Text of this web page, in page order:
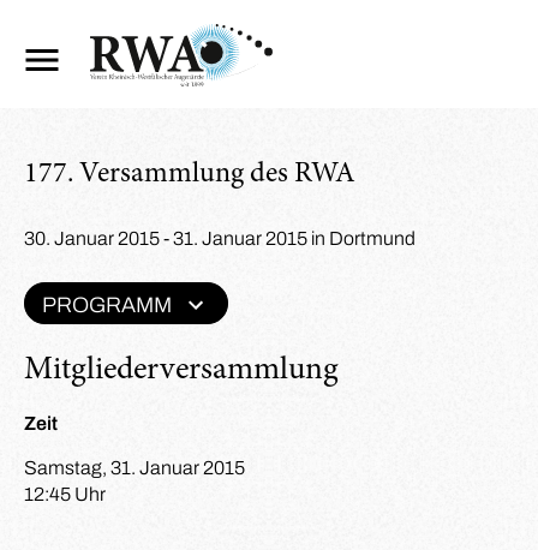
177. Versammlung des RWA
Mitgliederversammlung
Zeit
Samstag, 31. Januar 2015
12:45 Uhr
30. Januar 2015 - 31. Januar 2015 in Dortmund
PROGRAMM